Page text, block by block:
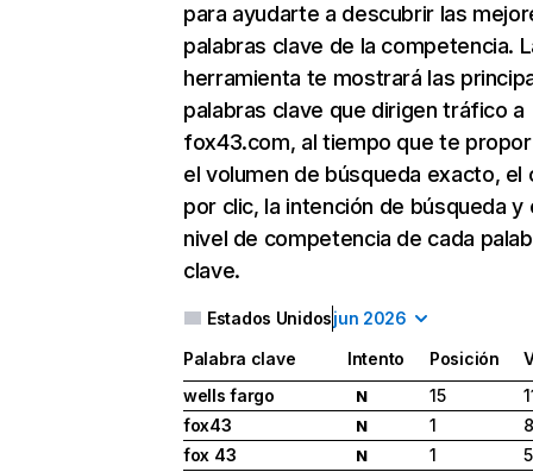
para ayudarte a descubrir las
palabras clave de la competencia.
herramienta te mostrará las
palabras clave que dirigen tráfico a
fox43.com, al tiempo que te
el volumen de búsqueda exacto, el
por clic, la intención de búsqueda y
nivel de competencia de cada
clave.
Estados Unidosjun 2026
Palabra clave Intento Posición
wells fargo
N 15
fox43
N 1
fox 43
N 1